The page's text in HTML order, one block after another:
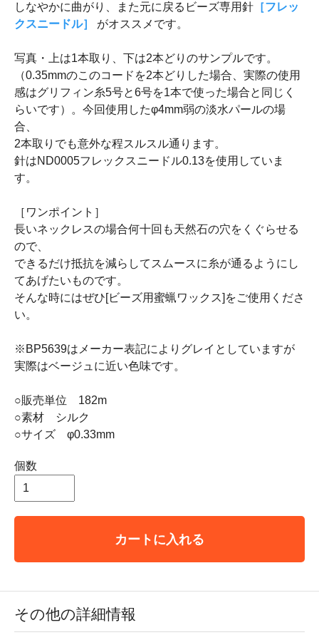
しなやかに曲がり、また元に戻るビーズ専用針 ［フレッ
クスニードル］ がオススメです。
写真・上は1本取り、下は2本どりのサンプルです。
（0.35mmのこのコードを2本どりした場合、実際の使用
感はグリフィン糸5号と6号を1本で使った場合と同じく
らいです）。今回使用したφ4mm弱の淡水パールの場
合、
2本取りでも意外な程スルスル通ります。
針はND0005フレックスニードル0.13を使用していま
す。
［ワンポイント］
長いネックレスの場合何十回も天然石の穴をくぐらせる
ので、
できるだけ抵抗を減らしてスムースに糸が通るようにし
てあげたいものです。
そんな時にはぜひ[ビーズ用蜜蝋ワックス]をご使用くださ
い。
※BP5639はメーカー表記によりグレイとしていますが
実際はベージュに近い色味です。
○販売単位 182m
○素材 シルク
○サイズ φ0.33mm
個数
カートに入れる
その他の詳細情報